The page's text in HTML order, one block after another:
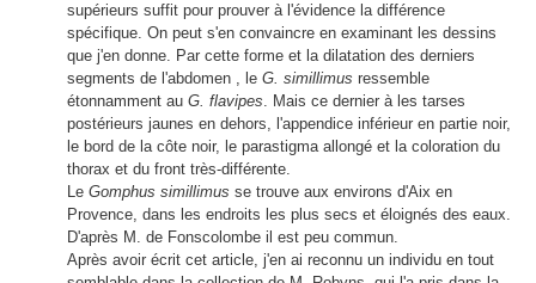
supérieurs suffit pour prouver à l'évidence la différence
spécifique. On peut s'en convaincre en examinant les dessins
que j'en donne. Par cette forme et la dilatation des derniers
segments de l'abdomen , le G. simillimus ressemble
étonnamment au G. flavipes. Mais ce dernier à les tarses
postérieurs jaunes en dehors, l'appendice inférieur en partie noir,
le bord de la côte noir, le parastigma allongé et la coloration du
thorax et du front très-différente.
Le Gomphus simillimus se trouve aux environs d'Aix en
Provence, dans les endroits les plus secs et éloignés des eaux.
D'après M. de Fonscolombe il est peu commun.
Après avoir écrit cet article, j'en ai reconnu un individu en tout